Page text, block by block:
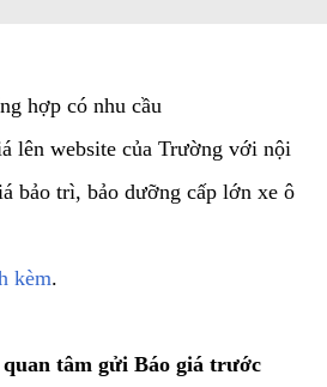
hợp có nhu cầu
lên website của Trường với nội
bảo trì, bảo dưỡng cấp lớn xe ô
kèm.
tâm gửi Báo giá trước